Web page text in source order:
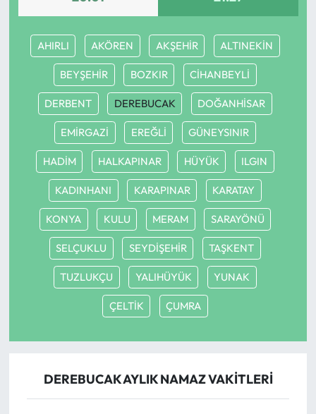
AHIRLI AKÖREN AKŞEHİR ALTINEKİN
BEYŞEHİR BOZKIR CİHANBEYLİ
DERBENT DEREBUCAK DOĞANHİSAR
EMİRGAZİ EREĞLİ GÜNEYSINIR
HADİM HALKAPINAR HÜYÜK ILGIN
KADINHANI KARAPINAR KARATAY
KONYA KULU MERAM SARAYÖNÜ
SELÇUKLU SEYDİŞEHİR TAŞKENT
TUZLUKÇU YALIHÜYÜK YUNAK
ÇELTİK ÇUMRA
DEREBUCAK AYLIK NAMAZ VAKITLERI
Ekonomi
Sağlık
Turizm
Teknoloji